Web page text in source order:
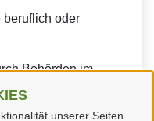
unserer Seiten
beruflich oder
Behörden im